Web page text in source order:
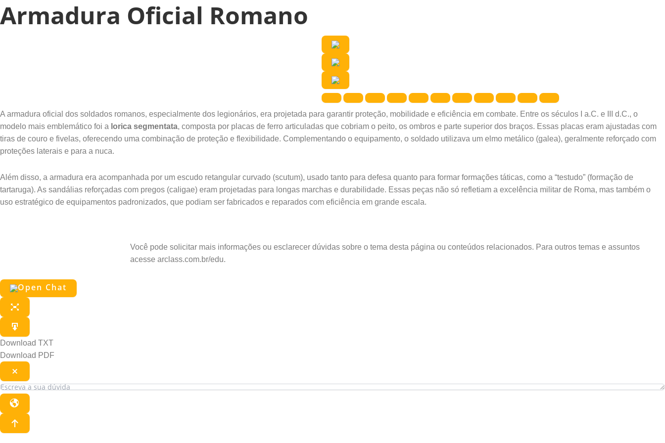
Armadura Oficial Romano
A armadura oficial dos soldados romanos, especialmente dos legionários, era projetada para garantir proteção, mobilidade e eficiência em combate. Entre os séculos I a.C. e III d.C., o
modelo mais emblemático foi a lorica segmentata, composta por placas de ferro articuladas que cobriam o peito, os ombros e parte superior dos braços. Essas placas eram ajustadas com
tiras de couro e fivelas, oferecendo uma combinação de proteção e flexibilidade. Complementando o equipamento, o soldado utilizava um elmo metálico (galea), geralmente reforçado com
proteções laterais e para a nuca.
Além disso, a armadura era acompanhada por um escudo retangular curvado (scutum), usado tanto para defesa quanto para formar formações táticas, como a “testudo” (formação de
tartaruga). As sandálias reforçadas com pregos (caligae) eram projetadas para longas marchas e durabilidade. Essas peças não só refletiam a excelência militar de Roma, mas também o
uso estratégico de equipamentos padronizados, que podiam ser fabricados e reparados com eficiência em grande escala.
Você pode solicitar mais informações ou esclarecer dúvidas sobre o tema desta página ou conteúdos relacionados. Para outros temas e assuntos
acesse arclass.com.br/edu.
Download TXT
Download PDF